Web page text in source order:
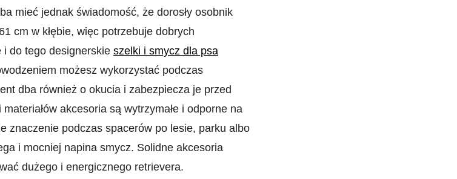
mieć jednak świadomość, że dorosły osobnik
cm w kłębie, więc potrzebuje dobrych
i do tego designerskie szelki i smycz dla psa
możesz wykorzystać podczas
dba również o okucia i zabezpiecza je przed
akcesoria są wytrzymałe i odporne na
znaczenie podczas spacerów po lesie, parku albo
i mocniej napina smycz. Solidne akcesoria
dużego i energicznego retrievera.